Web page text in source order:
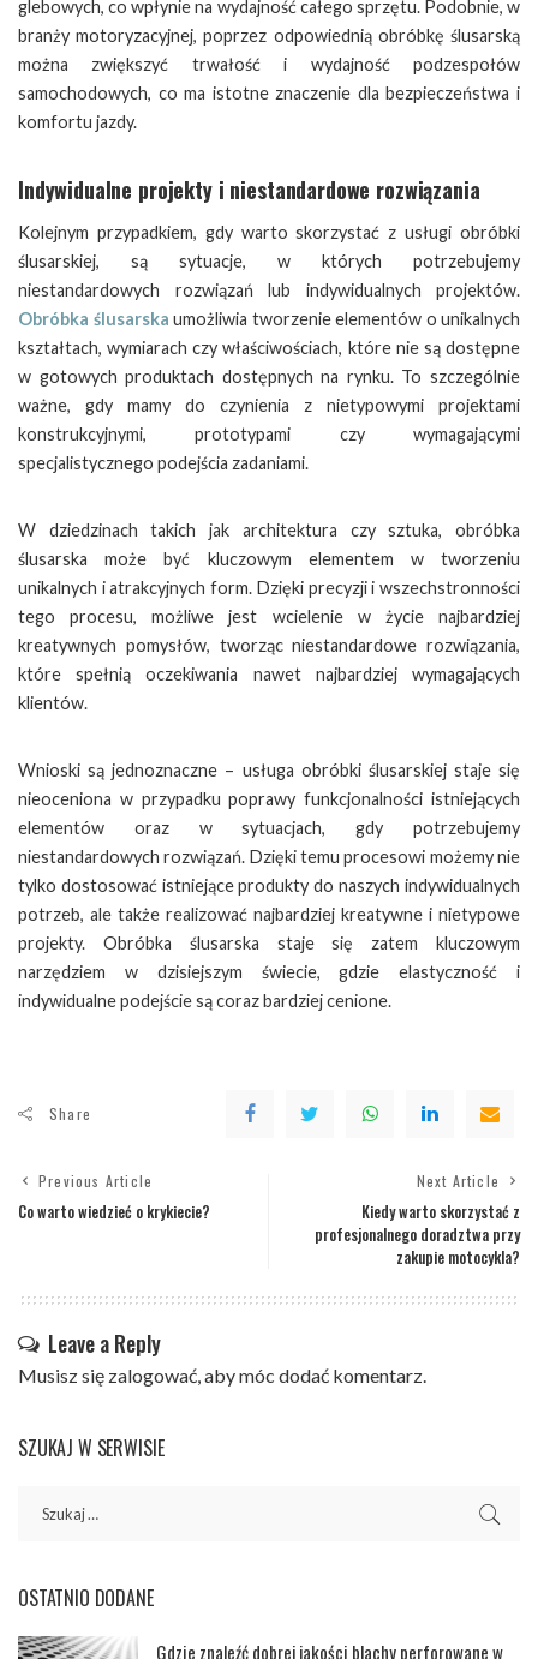
glebowych, co wpłynie na wydajność całego sprzętu. Podobnie, w
branży motoryzacyjnej, poprzez odpowiednią obróbkę ślusarską
można zwiększyć trwałość i wydajność podzespołów
samochodowych, co ma istotne znaczenie dla bezpieczeństwa i
komfortu jazdy.
Indywidualne projekty i niestandardowe rozwiązania
Kolejnym przypadkiem, gdy warto skorzystać z usługi obróbki
ślusarskiej, są sytuacje, w których potrzebujemy
niestandardowych rozwiązań lub indywidualnych projektów.
Obróbka ślusarska umożliwia tworzenie elementów o unikalnych
kształtach, wymiarach czy właściwościach, które nie są dostępne
w gotowych produktach dostępnych na rynku. To szczególnie
ważne, gdy mamy do czynienia z nietypowymi projektami
konstrukcyjnymi, prototypami czy wymagającymi
specjalistycznego podejścia zadaniami.
W dziedzinach takich jak architektura czy sztuka, obróbka
ślusarska może być kluczowym elementem w tworzeniu
unikalnych i atrakcyjnych form. Dzięki precyzji i wszechstronności
tego procesu, możliwe jest wcielenie w życie najbardziej
kreatywnych pomysłów, tworząc niestandardowe rozwiązania,
które spełnią oczekiwania nawet najbardziej wymagających
klientów.
Wnioski są jednoznaczne – usługa obróbki ślusarskiej staje się
nieoceniona w przypadku poprawy funkcjonalności istniejących
elementów oraz w sytuacjach, gdy potrzebujemy
niestandardowych rozwiązań. Dzięki temu procesowi możemy nie
tylko dostosować istniejące produkty do naszych indywidualnych
potrzeb, ale także realizować najbardziej kreatywne i nietypowe
projekty. Obróbka ślusarska staje się zatem kluczowym
narzędziem w dzisiejszym świecie, gdzie elastyczność i
indywidualne podejście są coraz bardziej cenione.
Share
Previous Article
Co warto wiedzieć o krykiecie?
Next Article
Kiedy warto skorzystać z
profesjonalnego doradztwa przy
zakupie motocykla?
Leave a Reply
Musisz się zalogować, aby móc dodać komentarz.
SZUKAJ W SERWISIE
OSTATNIO DODANE
Gdzie znaleźć dobrej jakości blachy perforowane w